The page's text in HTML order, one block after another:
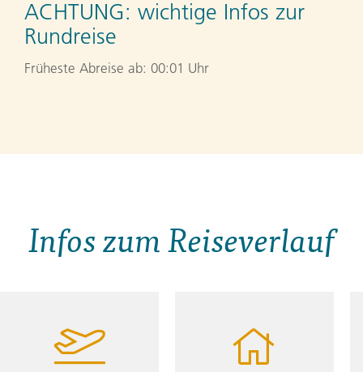
ACHTUNG: wichtige Infos zur
Rundreise
Früheste Abreise ab: 00:01 Uhr
Infos zum Reiseverlauf